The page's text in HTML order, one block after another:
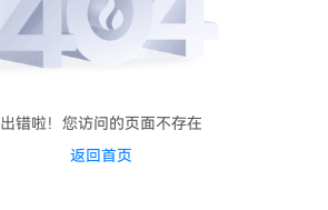
出错啦！您访问的页面不存在
返回首页